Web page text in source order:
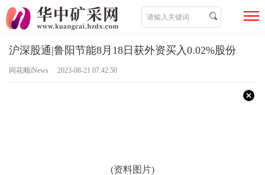
沪深股通|鲁阳节能8月18日获外资买入0.02%股份
同花顺iNews 2023-08-21 07:42:50
(资料图片)